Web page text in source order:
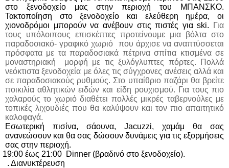
στο ξενοδοχείο μας στην περιοχή του ΜΠΑΝΣΚΟ.
Τακτοποίηση στο ξενοδοχείο και ελεύθερη ημέρα, οι
χιονοδρόμοι μπορούν να ανέβουν στις πιστές γιαski. Για
τους υπόλοιπους επισκέπτες προτείνουμε μια βόλτα στο
παραδοσιακό- γραφικό χωριό
που άρχισε να αναπτύσσεται
πρόσφατα με τα παραδοσιακά πέτρινα σπίτια κτισμένα σε
μοναστηριακή
μορφή με τις ξυλόγλυπτες πόρτες. Πολλά
νεόκτιστα ξενοδοχεία με όλες τις σύγχρονες ανέσεις αλλά και
σε παραδοσιακούς ρυθμούς. Στο υπαίθριο παζάρι θα βρείτε
ποικιλία αθλητικών ειδών και είδη ρουχισμού. Για τους πιο
χαλαρούς το χωριό διαθέτει πολλές μικρές ταβερνούλες με
τοπικές λιχουδιές που θα καλύψουν και τον πιο απαιτητικό
καλοφαγά.
Εσωτερική πισίνα, σάουνα, Jacuzzi, χαμάμ θα σας
ανανεώσουν και θα σας δώσουν δυνάμεις για τις εξορμήσεις
σας στην περιοχή.
19:00 έως 21:00 Dinner (βραδινό στο ξενοδοχείο).
. Διανυκτέρευση